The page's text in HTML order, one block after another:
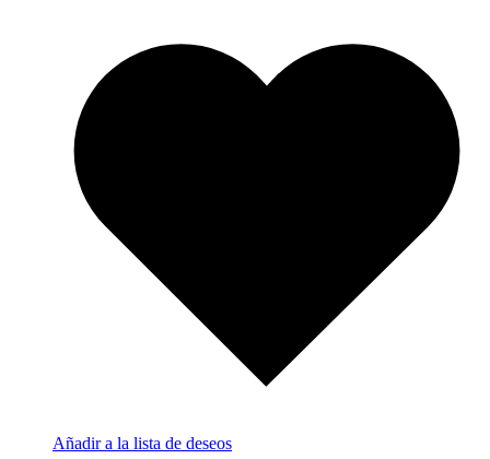
Añadir a la lista de deseos